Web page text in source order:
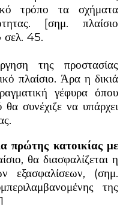
τρόπο τα σχήματα
[σημ. πλαίσιο
σελ. 45.
της προστασίας
πλαίσιο. Άρα η δικιά
γέφυρα όπου
συνέχιζε να υπάρχει
πρώτης κατοικίας με
θα διασφαλίζεται η
εξασφαλίσεων, (σημ.
της